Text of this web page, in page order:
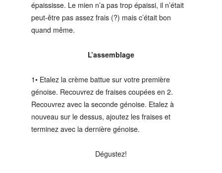
épaississe. Le mien n’a pas trop épaissi, il n’était
peut-être pas assez frais (?) mais c’était bon
quand même.
L’assemblage
1• Etalez la crème battue sur votre première
génoise. Recouvrez de fraises coupées en 2.
Recouvrez avec la seconde génoise. Etalez à
nouveau sur le dessus, ajoutez les fraises et
terminez avec la dernière génoise.
Dégustez!